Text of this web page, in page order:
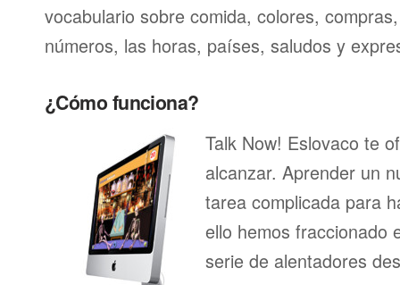
vocabulario sobre comida, colores,
números, las horas, países, saludos y
¿Cómo funciona?
Talk Now! Eslovaco te
alcanzar. Aprender un
tarea complicada para
ello hemos fraccionado
serie de alentadores